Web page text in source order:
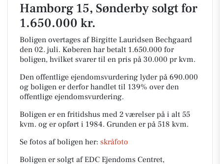
Hamborg 15, Sønderby solgt for
1.650.000 kr.
Boligen overtages af Birgitte Lauridsen Bechgaard
den 02. juli. Køberen har betalt 1.650.000 for
boligen, hvilket svarer til en pris på 30.000 pr kvm.
Den offentlige ejendomsvurdering lyder på 690.000
og boligen er derfor handlet til 139% over den
offentlige ejendomsvurdering.
Boligen er en fritidshus med 2 værelser på i alt 55
kvm. og er opført i 1984. Grunden er på 518 kvm.
Se fotos af boligen her: skråfoto
Boligen er solgt af EDC Ejendoms Centret,